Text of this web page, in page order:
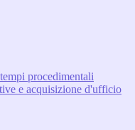
procedimentali
e acquisizione d'ufficio